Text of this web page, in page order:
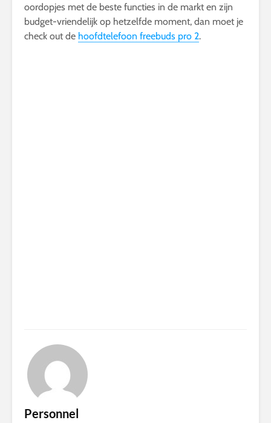
oordopjes met de beste functies in de markt en zijn
budget-vriendelijk op hetzelfde moment, dan moet je
check out de hoofdtelefoon freebuds pro 2.
Personnel